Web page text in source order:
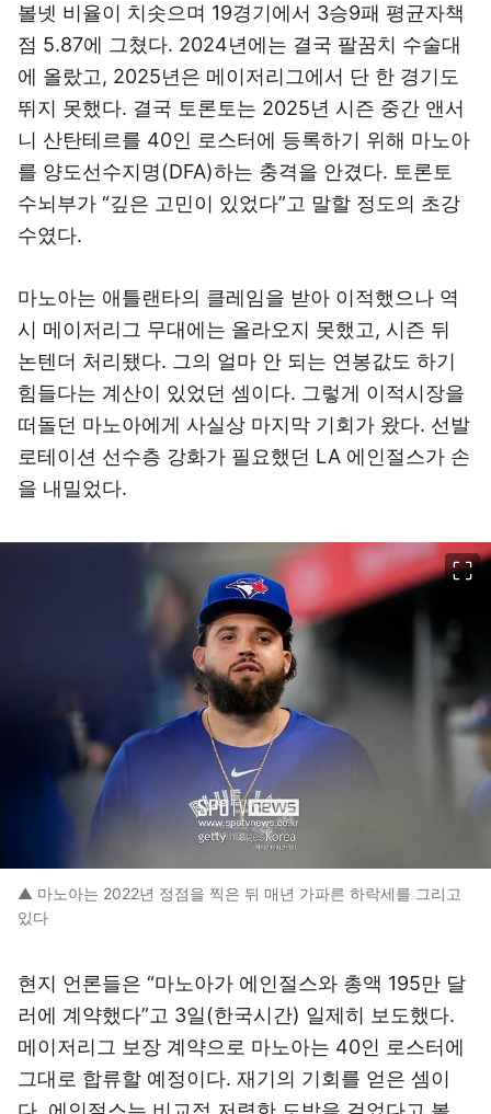
볼넷 비율이 치솟으며 19경기에서 3승9패 평균자책
점 5.87에 그쳤다. 2024년에는 결국 팔꿈치 수술대
에 올랐고, 2025년은 메이저리그에서 단 한 경기도
뛰지 못했다. 결국 토론토는 2025년 시즌 중간 앤서
니 산탄테르를 40인 로스터에 등록하기 위해 마노아
를 양도선수지명(DFA)하는 충격을 안겼다. 토론토
수뇌부가 “깊은 고민이 있었다”고 말할 정도의 초강
수였다.
마노아는 애틀랜타의 클레임을 받아 이적했으나 역
시 메이저리그 무대에는 올라오지 못했고, 시즌 뒤
논텐더 처리됐다. 그의 얼마 안 되는 연봉값도 하기
힘들다는 계산이 있었던 셈이다. 그렇게 이적시장을
떠돌던 마노아에게 사실상 마지막 기회가 왔다. 선발
로테이션 선수층 강화가 필요했던 LA 에인절스가 손
을 내밀었다.
▲ 마노아는 2022년 정점을 찍은 뒤 매년 가파른 하락세를 그리고
있다
현지 언론들은 “마노아가 에인절스와 총액 195만 달
러에 계약했다”고 3일(한국시간) 일제히 보도했다.
메이저리그 보장 계약으로 마노아는 40인 로스터에
그대로 합류할 예정이다. 재기의 기회를 얻은 셈이